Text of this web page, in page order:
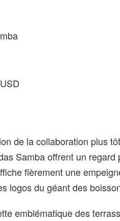
de la collaboration plus
Samba offrent un
fièrement une
logos du géant des
emblématique des